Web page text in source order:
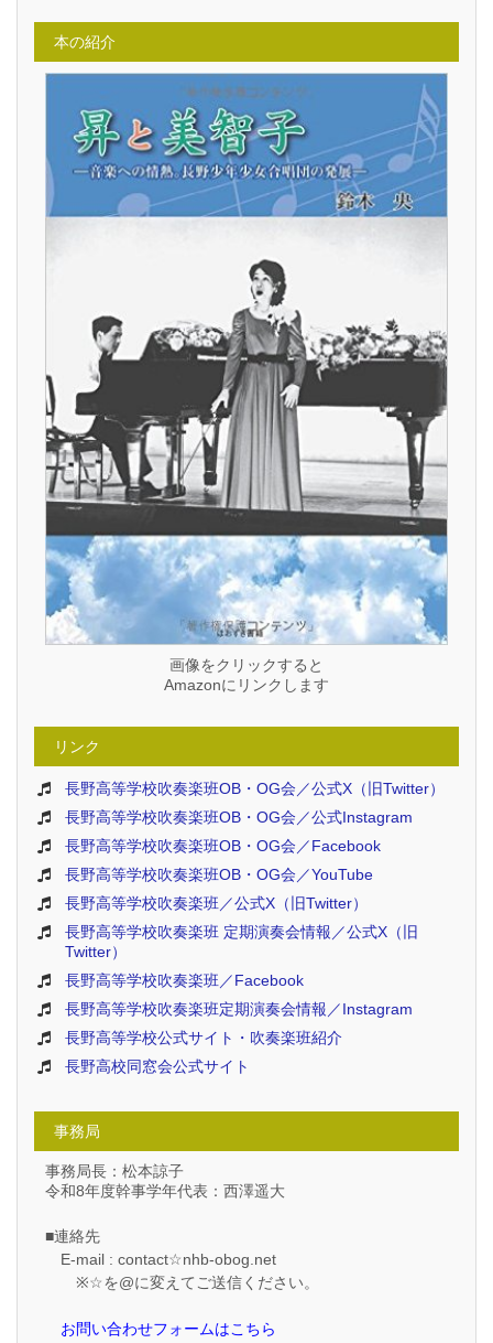
本の紹介
画像をクリックすると
Amazonにリンクします
リンク
長野高等学校吹奏楽班OB・OG会／公式X（旧Twitter）
長野高等学校吹奏楽班OB・OG会／公式Instagram
長野高等学校吹奏楽班OB・OG会／Facebook
長野高等学校吹奏楽班OB・OG会／YouTube
長野高等学校吹奏楽班／公式X（旧Twitter）
長野高等学校吹奏楽班 定期演奏会情報／公式X（旧
Twitter）
長野高等学校吹奏楽班／Facebook
長野高等学校吹奏楽班定期演奏会情報／Instagram
長野高等学校公式サイト・吹奏楽班紹介
長野高校同窓会公式サイト
事務局
事務局長：松本諒子
令和8年度幹事学年代表：西澤遥大
■連絡先
E-mail : contact☆nhb-obog.net
※☆を@に変えてご送信ください。
お問い合わせフォームはこちら